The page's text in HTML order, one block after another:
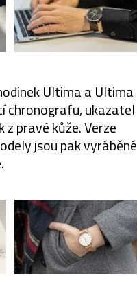
Ultima a Ultima
chronografu, ukazatel
pravé kůže. Verze
jsou pak vyráběné